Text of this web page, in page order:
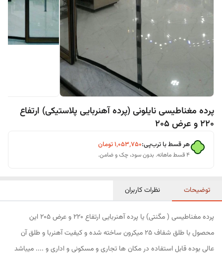
پرده مغناطیسی نایلونی (پرده آهنربایی پلاستیکی) ارتفاع
220 و عرض 205
هر قسط با ترب‌پی:۱٬۰۵۳٬۷۵۰تومان
۴ قسط ماهانه. بدون سود، چک و ضامن.
توضیحات نظرات کاربران
پرده مغناطیسی ( مگنتی) یا پرده آهنربایی ارتفاع 220 و عرض 205 این
محصول با طلق شفاف 25 میکرون ساخته شده و کیفیت آهنربا و طلق آن
عالی بوده قابل استفاده در مکان ها تجاری و مسکونی و اداری و .... میباشد